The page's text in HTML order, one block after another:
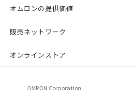
オムロンの提供価値
販売ネットワーク
オンラインストア
OMRON Corporation